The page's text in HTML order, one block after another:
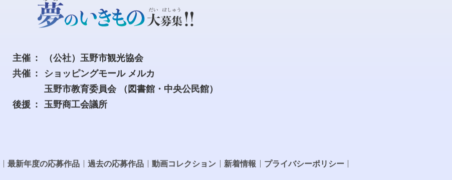
主催
（公社）玉野市観光協会
共催
ショッピングモール メルカ
玉野市教育委員会
（図書館・中央公民館）
後援
玉野商工会議所
最新年度の応募作品 過去の応募作品 動画コレクション 新着情報 プライバシーポリシー